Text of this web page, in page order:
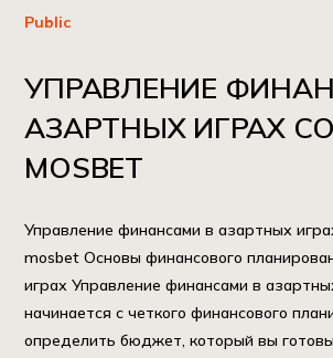
Public
УПРАВЛЕНИЕ
АЗАРТНЫХ ИГРАХ
MOSBET
Управление финансами в азартных
mosbet Основы финансового
играх Управление финансами в
начинается с четкого финансового
определить бюджет, который вы